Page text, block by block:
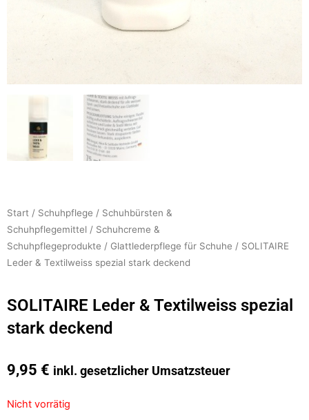
Start / Schuhpflege / Schuhbürsten &
Schuhpflegemittel / Schuhcreme &
Schuhpflegeprodukte / Glattlederpflege für Schuhe / SOLITAIRE
Leder & Textilweiss spezial stark deckend
SOLITAIRE Leder & Textilweiss spezial
stark deckend
9,95 € inkl. gesetzlicher Umsatzsteuer
Nicht vorrätig